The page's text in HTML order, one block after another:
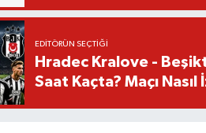
EDITÖRÜN SEÇTIĞI
Hradec Kralove -
Saat Kaçta? Maçı Nasıl